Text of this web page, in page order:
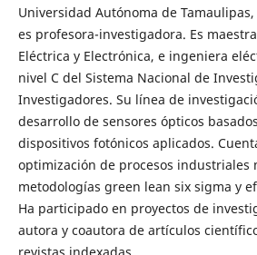
Universidad Autónoma de
es profesora-investigadora. Es
Eléctrica y Electrónica, e ingeniera
nivel C del Sistema Nacional de
Investigadores. Su línea de
desarrollo de sensores ópticos
dispositivos fotónicos aplicados.
optimización de procesos industriales
metodologías green lean six sigma y
Ha participado en proyectos de
autora y coautora de artículos
revistas indexadas.